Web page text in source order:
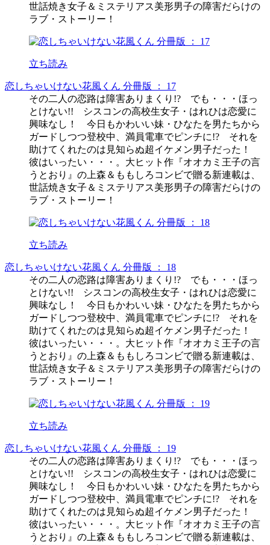
世話焼き女子＆ミステリアス美形男子の障害だらけの
ラブ・ストーリー！
立ち読み
恋しちゃいけない花風くん 分冊版 ： 17
その二人の恋路は障害ありまくり!? でも・・・ほっ
とけない!! シスコンの高校生女子・はれひは恋愛に
興味なし！ 今日もかわいい妹・ひなたを男たちから
ガードしつつ登校中、満員電車でピンチに!? それを
助けてくれたのは見知らぬ超イケメン男子だった！
彼はいったい・・・。大ヒット作『オオカミ王子の言
うとおり』の上森＆ももしろコンビで贈る新連載は、
世話焼き女子＆ミステリアス美形男子の障害だらけの
ラブ・ストーリー！
立ち読み
恋しちゃいけない花風くん 分冊版 ： 18
その二人の恋路は障害ありまくり!? でも・・・ほっ
とけない!! シスコンの高校生女子・はれひは恋愛に
興味なし！ 今日もかわいい妹・ひなたを男たちから
ガードしつつ登校中、満員電車でピンチに!? それを
助けてくれたのは見知らぬ超イケメン男子だった！
彼はいったい・・・。大ヒット作『オオカミ王子の言
うとおり』の上森＆ももしろコンビで贈る新連載は、
世話焼き女子＆ミステリアス美形男子の障害だらけの
ラブ・ストーリー！
立ち読み
恋しちゃいけない花風くん 分冊版 ： 19
その二人の恋路は障害ありまくり!? でも・・・ほっ
とけない!! シスコンの高校生女子・はれひは恋愛に
興味なし！ 今日もかわいい妹・ひなたを男たちから
ガードしつつ登校中、満員電車でピンチに!? それを
助けてくれたのは見知らぬ超イケメン男子だった！
彼はいったい・・・。大ヒット作『オオカミ王子の言
うとおり』の上森＆ももしろコンビで贈る新連載は、